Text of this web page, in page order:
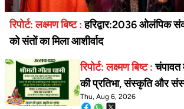
रिपोर्ट: लक्ष्मण बिष्ट :हरिद्वार:2036 ओलंपिक
को संतों का मिला आशीर्वाद
रिपोर्ट: लक्ष्मण बिष्ट :चंपावत में
की प्रतिभा, संस्कृति और
उत्सव, 'सावन उत्सव 2026
Thu, Aug 6, 2026